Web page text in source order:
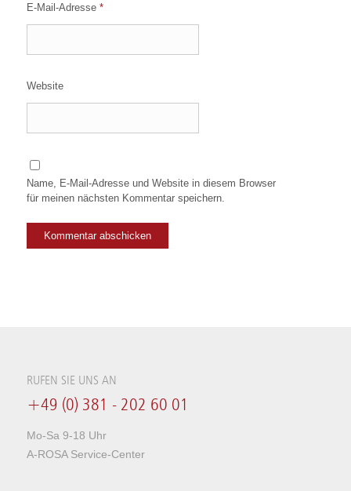
E-Mail-Adresse *
Website
Name, E-Mail-Adresse und Website in diesem Browser
für meinen nächsten Kommentar speichern.
RUFEN SIE UNS AN
+49 (0) 381 - 202 60 01
Mo-Sa 9-18 Uhr
A-ROSA Service-Center